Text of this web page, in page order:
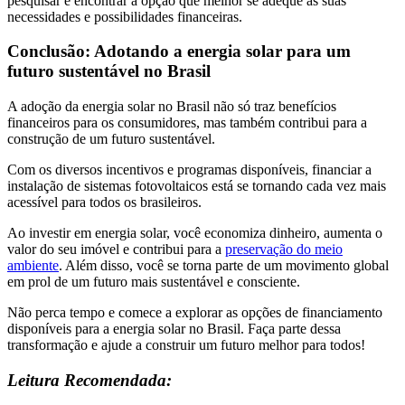
necessidades e possibilidades financeiras.
Conclusão: Adotando a energia solar para um
futuro sustentável no Brasil
A adoção da energia solar no Brasil não só traz benefícios
financeiros para os consumidores, mas também contribui para a
construção de um futuro sustentável.
Com os diversos incentivos e programas disponíveis, financiar a
instalação de sistemas fotovoltaicos está se tornando cada vez mais
acessível para todos os brasileiros.
Ao investir em energia solar, você economiza dinheiro, aumenta o
valor do seu imóvel e contribui para a preservação do meio
ambiente. Além disso, você se torna parte de um movimento global
em prol de um futuro mais sustentável e consciente.
Não perca tempo e comece a explorar as opções de financiamento
disponíveis para a energia solar no Brasil. Faça parte dessa
transformação e ajude a construir um futuro melhor para todos!
Leitura Recomendada: